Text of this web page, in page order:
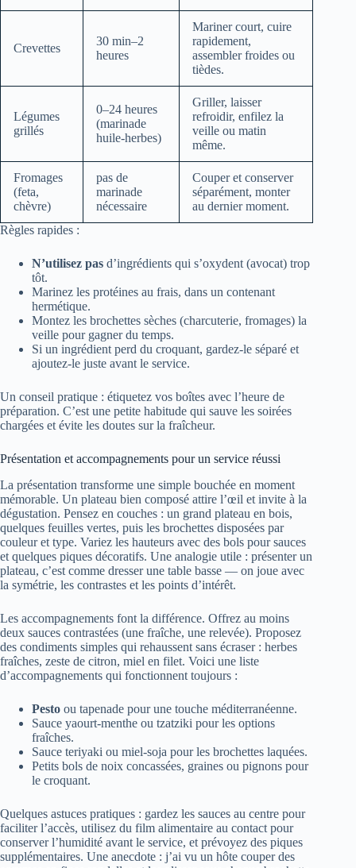
Crevettes
30 min–2
heures
Mariner court, cuire
rapidement,
assembler froides ou
tièdes.
Légumes
grillés
0–24 heures
(marinade
huile-herbes)
Griller, laisser
refroidir, enfilez la
veille ou matin
même.
Fromages
(feta,
chèvre)
pas de
marinade
nécessaire
Couper et conserver
séparément, monter
au dernier moment.
Règles rapides :
N’utilisez pas d’ingrédients qui s’oxydent (avocat) trop
tôt.
Marinez les protéines au frais, dans un contenant
hermétique.
Montez les brochettes sèches (charcuterie, fromages) la
veille pour gagner du temps.
Si un ingrédient perd du croquant, gardez-le séparé et
ajoutez-le juste avant le service.
Un conseil pratique : étiquetez vos boîtes avec l’heure de
préparation. C’est une petite habitude qui sauve les soirées
chargées et évite les doutes sur la fraîcheur.
Présentation et accompagnements pour un service réussi
La présentation transforme une simple bouchée en moment
mémorable. Un plateau bien composé attire l’œil et invite à la
dégustation. Pensez en couches : un grand plateau en bois,
quelques feuilles vertes, puis les brochettes disposées par
couleur et type. Variez les hauteurs avec des bols pour sauces
et quelques piques décoratifs. Une analogie utile : présenter un
plateau, c’est comme dresser une table basse — on joue avec
la symétrie, les contrastes et les points d’intérêt.
Les accompagnements font la différence. Offrez au moins
deux sauces contrastées (une fraîche, une relevée). Proposez
des condiments simples qui rehaussent sans écraser : herbes
fraîches, zeste de citron, miel en filet. Voici une liste
d’accompagnements qui fonctionnent toujours :
Pesto ou tapenade pour une touche méditerranéenne.
Sauce yaourt-menthe ou tzatziki pour les options
fraîches.
Sauce teriyaki ou miel-soja pour les brochettes laquées.
Petits bols de noix concassées, graines ou pignons pour
le croquant.
Quelques astuces pratiques : gardez les sauces au centre pour
faciliter l’accès, utilisez du film alimentaire au contact pour
conserver l’humidité avant le service, et prévoyez des piques
supplémentaires. Une anecdote : j’ai vu un hôte couper des